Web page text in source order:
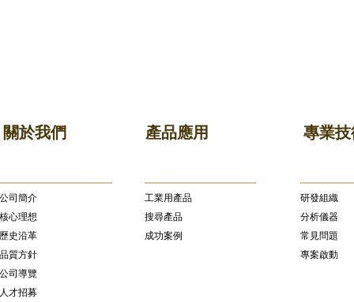
關於我們 產品應用 專業
公司簡介
核心理想
歷史沿革
品質方針
公司導覽
人才招募
​工業用產品
搜尋產品
成功案例
研發組織
分析儀器
常見問題
專案啟動